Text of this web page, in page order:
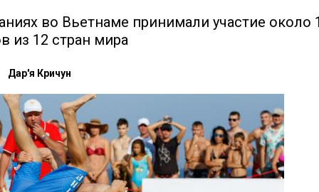
во Вьетнаме принимали участие около
из 12 стран мира
Дар'я Кричун